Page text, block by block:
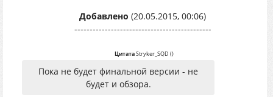
Добавлено (20.05.2015, 00:06)
---------------------------------------------
ЦитатаStryker_SQD ()
Пока не будет финальной версии - не
будет и обзора.